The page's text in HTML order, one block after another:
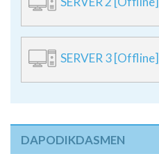
SERVER 2 [Offline]
SERVER 3 [Offline]
DAPODIKDASMEN